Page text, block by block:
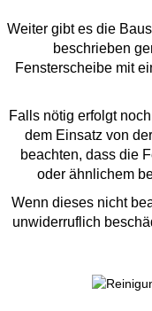
Weiter gibt es die
beschrieben
Fensterscheibe mit
Falls nötig erfolgt
dem Einsatz von
beachten, dass die
oder ähnlichem
Wenn dieses nicht
unwiderruflich